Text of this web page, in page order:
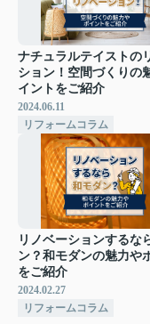
ナチュラルテイストの
ション！空間づくりの
イントをご紹介
2024.06.11
リフォームコラム
リノベーションするな
ン？和モダンの魅力や
をご紹介
2024.02.27
リフォームコラム